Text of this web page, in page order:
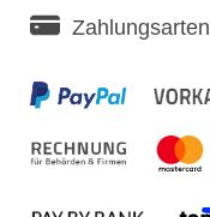
Zahlungsarten